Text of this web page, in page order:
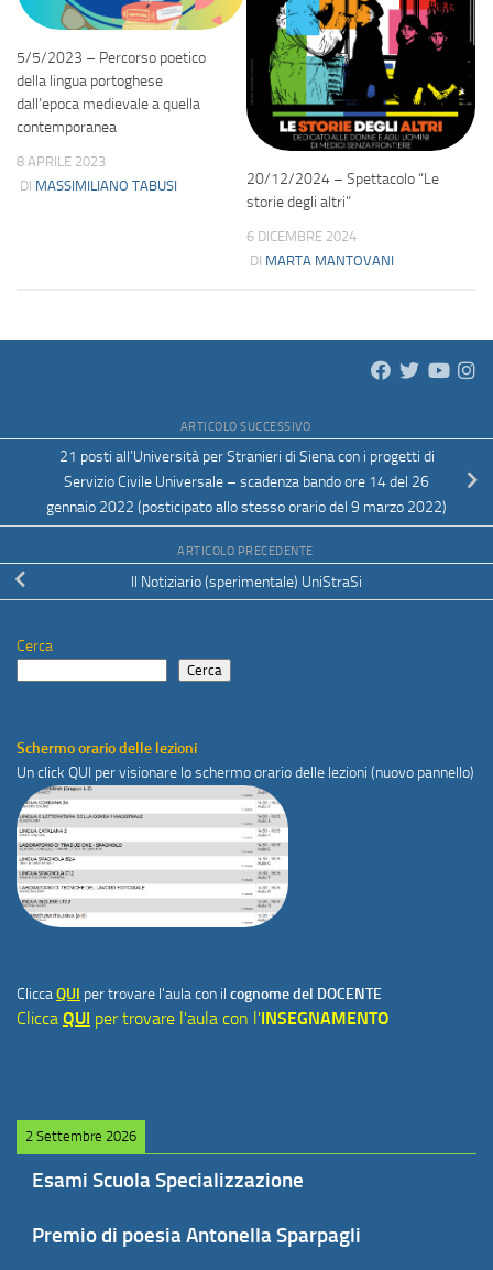
5/5/2023 – Percorso poetico
della lingua portoghese
dall’epoca medievale a quella
contemporanea
8 APRILE 2023
DI MASSIMILIANO TABUSI
20/12/2024 – Spettacolo “Le
storie degli altri”
6 DICEMBRE 2024
DI MARTA MANTOVANI
ARTICOLO SUCCESSIVO
21 posti all’Università per Stranieri di Siena con i progetti di
Servizio Civile Universale – scadenza bando ore 14 del 26
gennaio 2022 (posticipato allo stesso orario del 9 marzo 2022)
ARTICOLO PRECEDENTE
Il Notiziario (sperimentale) UniStraSi
Cerca
Cerca
Schermo orario delle lezioni
Un click QUI per visionare lo schermo orario delle lezioni (nuovo pannello)
CliccaQUI per trovare l'aula con il cognome del DOCENTE
Clicca QUI per trovare l'aula con l'INSEGNAMENTO
2 Settembre 2026
Esami Scuola Specializzazione
Premio di poesia Antonella Sparpagli